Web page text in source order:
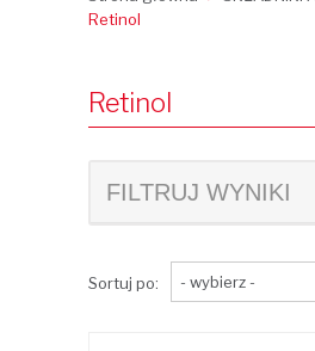
Retinol
Retinol
FILTRUJ WYNIKI
Sortuj po: